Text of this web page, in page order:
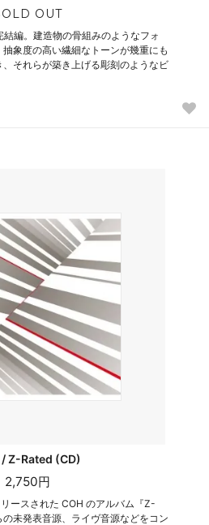
OUT
編。建造物の骨組みのようなフォ
象度の高い繊細なトーンが幾重にも
それらが築き上げる彫刻のようなビ
/ Z-Rated (CD)
2,750円
ースされた COH のアルバム『Z-
未発表音源、ライヴ音源などをコン